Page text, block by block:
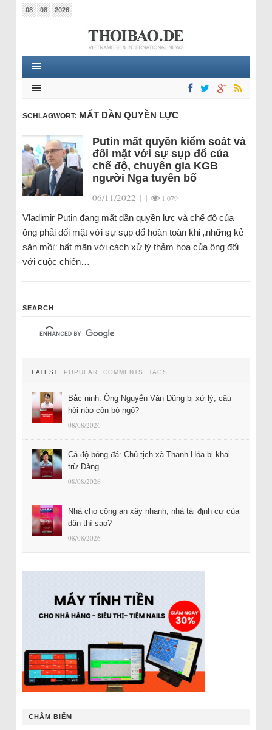
08 08 2026
SCHLAGWORT: MẤT DẦN QUYỀN LỰC
Putin mất quyền kiểm soát và
đối mặt với sự sụp đổ của
chế độ, chuyên gia KGB
người Nga tuyên bố
06/11/2022 | | 1.079
Vladimir Putin đang mất dần quyền lực và chế độ của
ông phải đối mặt với sự sụp đổ hoàn toàn khi „những kẻ
săn mồi“ bất mãn với cách xử lý thảm họa của ông đối
với cuộc chiến…
SEARCH
LATEST POPULAR COMMENTS TAGS
Bắc ninh: Ông Nguyễn Văn Dũng bị xử lý, câu
hỏi nào còn bỏ ngỏ?
08/08/2026
Cá độ bóng đá: Chủ tịch xã Thanh Hóa bị khai
trừ Đảng
08/08/2026
Nhà cho công an xây nhanh, nhà tái định cư của
dân thì sao?
08/08/2026
CHÂM BIẾM